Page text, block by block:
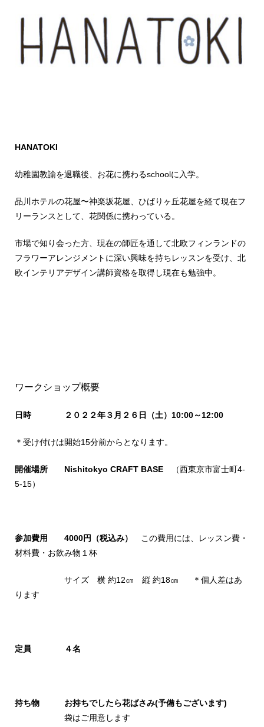
HANATOKI
幼稚園教諭を退職後、お花に携わるschoolに入学。
品川ホテルの花屋〜神楽坂花屋、ひばりヶ丘花屋を経て現在フ
リーランスとして、花関係に携わっている。
市場で知り会った方、現在の師匠を通して北欧フィンランドの
フラワーアレンジメントに深い興味を持ちレッスンを受け、北
欧インテリアデザイン講師資格を取得し現在も勉強中。
ワークショップ概要
日時 ２０２２年３ 月２６ 日（土）10:00～12:00
＊受け付けは開始15分前からとなります。
開催場所 Nishitokyo CRAFT BASE （西東京市富士町4-
5-15）
参加費用 4000円（税込み）
この費用には、レッスン費・
材料費・お飲み物１杯
サイズ 横 約12㎝ 縦 約18㎝ ＊個人差はあ
ります
定員 ４名
持ち物 お持ちでしたら花ばさみ(予備もございます)
袋はご用意します